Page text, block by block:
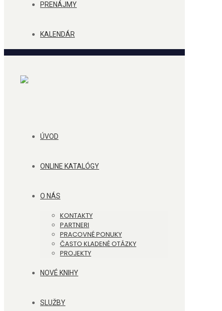
PRENÁJMY
KALENDÁR
ÚVOD
ONLINE KATALÓGY
O NÁS
KONTAKTY
PARTNERI
PRACOVNÉ PONUKY
ČASTO KLADENÉ OTÁZKY
PROJEKTY
NOVÉ KNIHY
SLUŽBY